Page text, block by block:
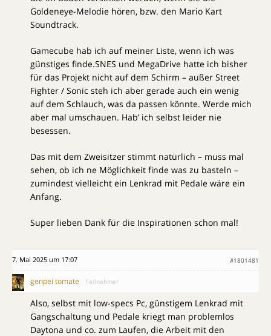
Goldeneye-Melodie hören, bzw. den Mario Kart
Soundtrack.
Gamecube hab ich auf meiner Liste, wenn ich was
günstiges finde.SNES und MegaDrive hatte ich bisher
für das Projekt nicht auf dem Schirm – außer Street
Fighter / Sonic steh ich aber gerade auch ein wenig
auf dem Schlauch, was da passen könnte. Werde mich
aber mal umschauen. Hab’ ich selbst leider nie
besessen.
Das mit dem Zweisitzer stimmt natürlich – muss mal
sehen, ob ich ne Möglichkeit finde was zu basteln –
zumindest vielleicht ein Lenkrad mit Pedale wäre ein
Anfang.
Super lieben Dank für die Inspirationen schon mal!
7. Mai 2025 um 17:07 #1801481
genpei tomate Teilnehmer
Also, selbst mit low-specs Pc, günstigem Lenkrad mit
Gangschaltung und Pedale kriegt man problemlos
Daytona und co. zum Laufen, die Arbeit mit den